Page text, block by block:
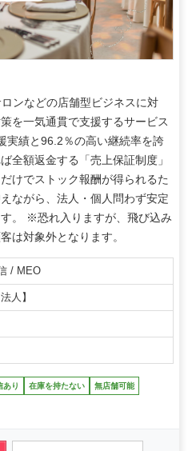
ンなどの店舗型ビジネスに対
を一気通貫で支援するサービス
実績と96.2％の高い継続率を誇
全額返金する「売上保証制度」
けでストック報酬が得られるた
ながら、法人・個人問わず安定
。 ※恐れ入りますが、飛び込み
は対象外となります。
/ MEO
人】
あり 在庫を持たない 無店舗可能